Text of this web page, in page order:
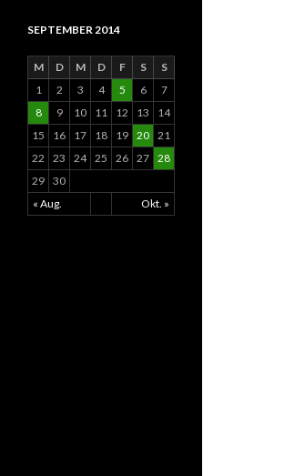
SEPTEMBER 2014
M D M D F S S
« Aug. Okt. »
1 2 3 4 5 6
7
8
9 10 11 12 13
14
15
16 17 18 19 20 21
22
23 24 25 26 27 28
29 30